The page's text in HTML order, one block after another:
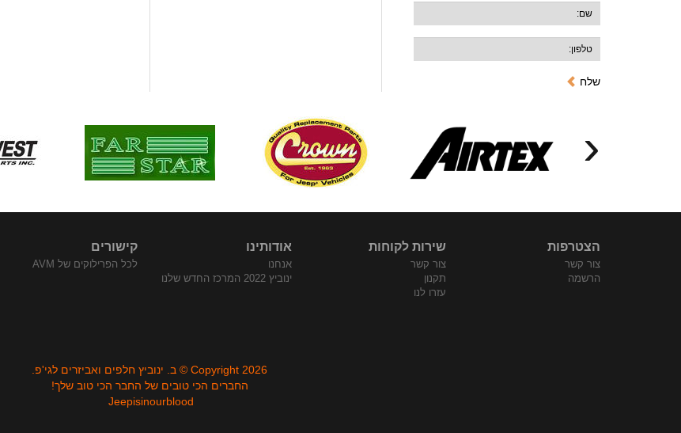
שלח
‹
הצטרפות
צור קשר
הרשמה
שירות לקוחות
צור קשר
תקנון
עזרו לנו
אודותינו
אנחנו
ינוביץ 2022 המרכז החדש שלנו
קישורים
לכל הפרילוקים של AVM
Copyright 2026 © ב. ינוביץ חלפים ואביזרים לגי'פ.
החברים הכי טובים של החבר הכי טוב שלך!
Jeepisinourblood